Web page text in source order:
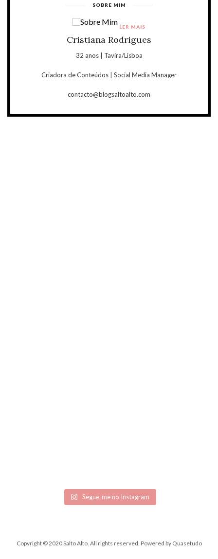
SOBRE MIM
Cristiana Rodrigues
32 anos | Tavira/Lisboa
Criadora de Conteúdos | Social Media Manager
contacto@blogsaltoalto.com
LER MAIS
Segue-me no Instagram
Copyright © 2020 Salto Alto. All rights reserved. Powered by Quasetudo